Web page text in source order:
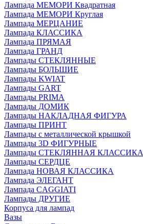
Лампада МЕМОРИ Квадратная
Лампада МЕМОРИ Круглая
Лампада МЕРЦАНИЕ
Лампада КЛАССИКА
Лампада ПРЯМАЯ
Лампада ГРАНД
Лампады СТЕКЛЯННЫЕ
Лампады БОЛЬШИЕ
Лампады KWIAT
Лампады GART
Лампады PRIMA
Лампады ДОМИК
Лампады НАКЛАДНАЯ ФИГУРА
Лампады ПРИНТ
Лампады с металлической крышкой
Лампады 3D ФИГУРНЫЕ
Лампады СТЕКЛЯННАЯ КЛАССИКА
Лампады СЕРДЦЕ
Лампада НОВАЯ КЛАССИКА
Лампада ЭЛЕГАНТ
Лампада CAGGIATI
Лампады ДРУГИЕ
Корпуса для лампад
Вазы